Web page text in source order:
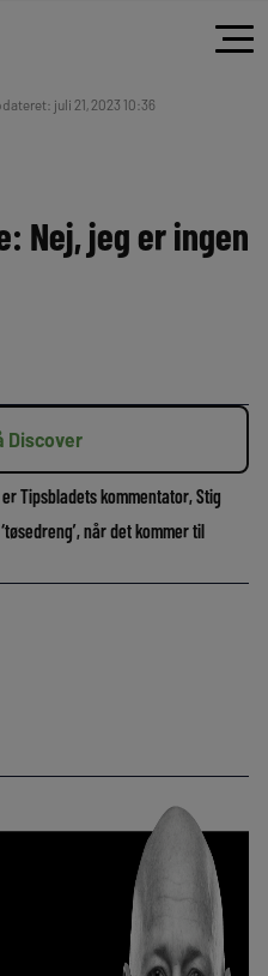
juli 21, 2023 10:36
Nej, jeg er ingen
Discover
Tipsbladets kommentator, Stig
når det kommer til